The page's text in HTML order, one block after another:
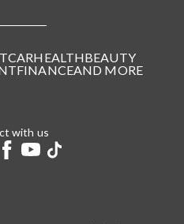
CARHEALTHBEAUTY
FINANCEAND MORE
with us